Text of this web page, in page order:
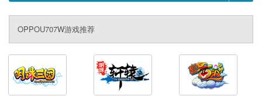
OPPOU707W游戏推荐